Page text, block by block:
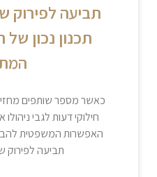
תביעה לפירוק
תכנון נכון
כאשר מספר שותפים
חילוקי דעות לגבי
האפשרות המשפטית
תביעה לפירוק